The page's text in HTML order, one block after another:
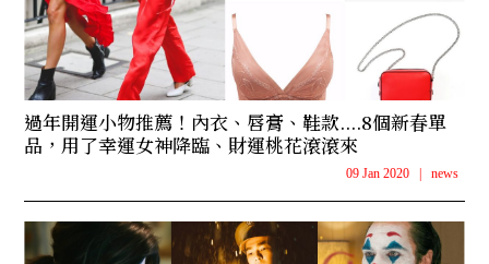
過年開運小物推薦！內衣、唇膏、鞋款....8個新春單
品，用了幸運女神降臨、財運桃花滾滾來
09 Jan 2020 news